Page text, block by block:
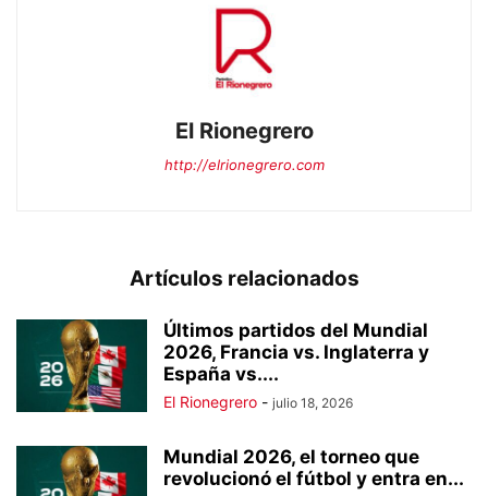
El Rionegrero
http://elrionegrero.com
Artículos relacionados
Últimos partidos del Mundial
2026, Francia vs. Inglaterra y
España vs....
El Rionegrero - julio 18, 2026
Mundial 2026, el torneo que
revolucionó el fútbol y entra en...